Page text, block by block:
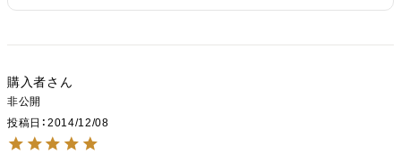
購入者
非公開
投稿日
2014/12/08